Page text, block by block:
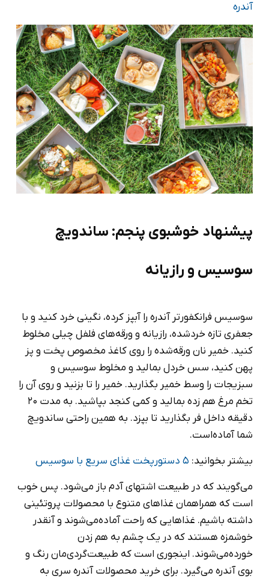
آندره
پیشنهاد خوشبوی پنجم: ساندویچ
سوسیس و رازیانه
سوسیس فرانکفورتر آندره را آبپز کرده، نگینی خرد کنید و با
جعفری تازه خردشده، رازیانه و ورقه‌های فلفل چیلی مخلوط
کنید. خمیر نان ورقه‌شده را روی کاغذ مخصوص پخت و پز
پهن کنید، سس خردل بمالید و مخلوط سوسیس و
سبزیجات را وسط خمیر بگذارید. خمیر را تا بزنید و روی آن را
تخم مرغ هم زده بمالید و کمی کنجد بپاشید. به مدت 20
دقیقه داخل فر بگذارید تا بپزد. به همین راحتی ساندویچ
شما آماده‌است.
بیشتر بخوانید: ۵ دستورپخت غذای سریع با سوسیس
می‌گویند که در طبیعت اشتهای آدم باز می‌شود. پس خوب
است که همراهمان غذاهای متنوع با محصولات پروتئینی
داشته باشیم. غذاهایی که راحت آماده‌می‌شوند و آنقدر
خوشمزه هستند که در یک چشم به هم زدن
خورده‌می‌شوند. اینجوری است که طبیعت‌گردی‌مان رنگ و
بوی آندره می‌گیرد. برای خرید محصولات آندره سری به